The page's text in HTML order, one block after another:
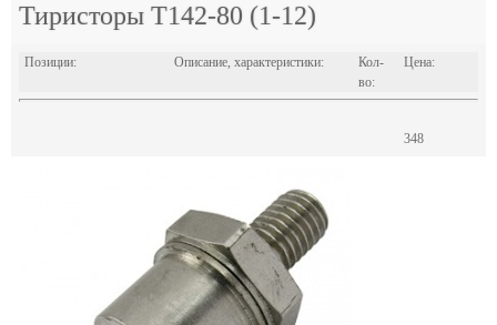
Тиристоры Т142-80 (1-12)
Позиции: Описание, характеристики:
Кол-
во:
Цена:
348